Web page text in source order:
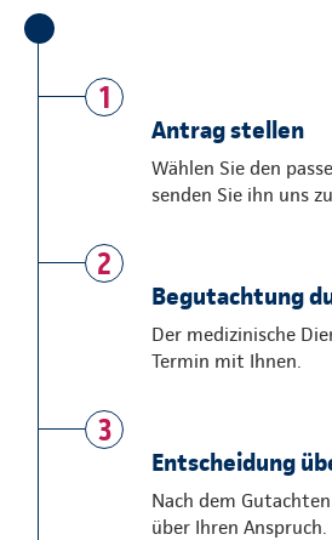
1
Antrag stellen
Wählen Sie den
senden Sie ihn uns
2
Begutachtung
Der medizinische
Termin mit Ihnen.
3
Entscheidung
Nach dem
über Ihren Anspruch.